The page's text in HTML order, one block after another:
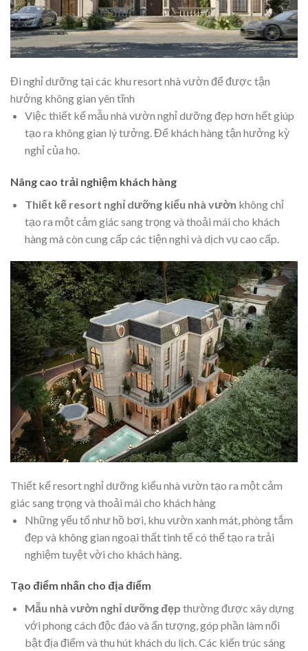
Đi nghỉ dưỡng tại các khu resort nhà vườn để được tận
hưởng không gian yên tĩnh
Việc thiết kế mẫu nhà vườn nghỉ dưỡng đẹp hơn hết giúp
tạo ra không gian lý tưởng. Để khách hàng tận hưởng kỳ
nghỉ của họ.
Nâng cao trải nghiệm khách hàng
Thiết kế resort nghỉ dưỡng kiểu nhà vườn không chỉ
tạo ra một cảm giác sang trọng và thoải mái cho khách
hàng mà còn cung cấp các tiện nghi và dịch vụ cao cấp.
Thiết kế resort nghỉ dưỡng kiểu nhà vườn tạo ra một cảm
giác sang trọng và thoải mái cho khách hàng
Những yếu tố như hồ bơi, khu vườn xanh mát, phòng tắm
đẹp và không gian ngoại thất tinh tế có thể tạo ra trải
nghiệm tuyệt vời cho khách hàng.
Tạo điểm nhấn cho địa điểm
Mẫu nhà vườn nghỉ dưỡng đẹp thường được xây dựng
với phong cách độc đáo và ấn tượng, góp phần làm nổi
bật địa điểm và thu hút khách du lịch. Các kiến trúc sáng